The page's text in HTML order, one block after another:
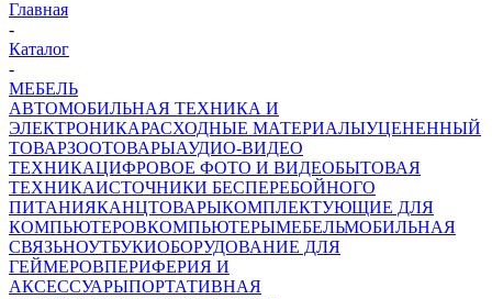
Главная
-
Каталог
-
МЕБЕЛЬ
АВТОМОБИЛЬНАЯ ТЕХНИКА И
ЭЛЕКТРОНИКАРАСХОДНЫЕ МАТЕРИАЛЫУЦЕНЕННЫЙ
ТОВАРЗООТОВАРЫАУДИО-ВИДЕО
ТЕХНИКАЦИФРОВОЕ ФОТО И ВИДЕОБЫТОВАЯ
ТЕХНИКАИСТОЧНИКИ БЕСПЕРЕБОЙНОГО
ПИТАНИЯКАНЦТОВАРЫКОМПЛЕКТУЮЩИЕ ДЛЯ
КОМПЬЮТЕРОВКОМПЬЮТЕРЫМЕБЕЛЬМОБИЛЬНАЯ
СВЯЗЬНОУТБУКИОБОРУДОВАНИЕ ДЛЯ
ГЕЙМЕРОВПЕРИФЕРИЯ И
АКСЕССУАРЫПОРТАТИВНАЯ